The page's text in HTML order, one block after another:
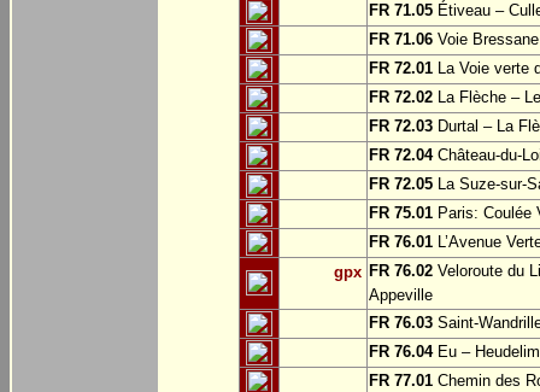
FR 71.05 Étiveau –
FR 71.06 Voie
FR 72.01 La Voie verte
FR 72.02 La Flèche –
FR 72.03 Durtal – La
FR 72.04Château-du-
FR 72.05 La Suze-sur-
FR 75.01 Paris: Coulée
FR 76.01 L’Avenue
gpx FR 76.02 Veloroute du
Appeville
FR 76.03 Saint-
FR 76.04Eu –
FR 77.01 Chemin des